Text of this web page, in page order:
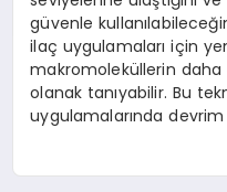
güvenle
ilaç uygulamaları için
makromoleküllerin
olanak tanıyabilir. Bu
uygulamalarında